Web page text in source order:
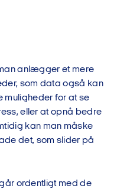
anlægger et mere
som data også kan
muligheder for at se
eller at opnå bedre
kan man måske
det, som slider på
ordentligt med de